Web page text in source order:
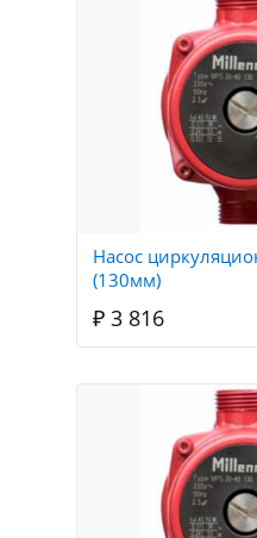
Насос
(130мм)
₽ 3 816